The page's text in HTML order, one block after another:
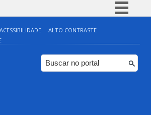
Simplifique!
Comunica BR
Participe
ACESSIBILIDADE
ALTO CONTRASTE